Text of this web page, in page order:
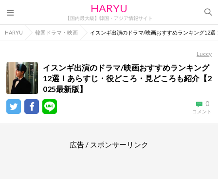
HARYU
【国内最大級】韓国・アジア情報サイト
HARYU 韓国ドラマ・映画 イスンギ出演のドラマ/映画おすすめランキング12
Luccy
イスンギ出演のドラマ/映画おすすめランキング
12選！あらすじ・役どころ・見どころも紹介【2
025最新版】
0
コメント
広告 / スポンサーリンク